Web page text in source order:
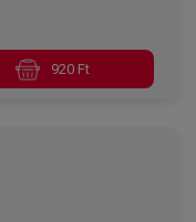
920 Ft